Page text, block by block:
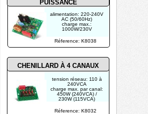
Réference: K8038
Réference: K8032
PUISSANCE
CHENILLARD À 4 CANAUX
alimentation: 220-240V
AC (50/60Hz)
charge max.:
1000W/230V
tension réseau: 110 à
240VCA
charge max. par canal:
450W (240VCA) /
230W (115VCA)
0.2 et 3Hz